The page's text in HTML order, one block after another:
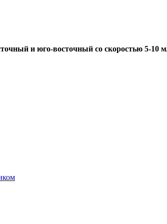
и юго-восточный со скоростью 5-10